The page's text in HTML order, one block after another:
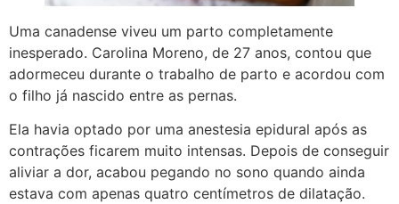
Uma canadense viveu um parto completamente
inesperado. Carolina Moreno, de 27 anos, contou que
adormeceu durante o trabalho de parto e acordou com
o filho já nascido entre as pernas.
Ela havia optado por uma anestesia epidural após as
contrações ficarem muito intensas. Depois de conseguir
aliviar a dor, acabou pegando no sono quando ainda
estava com apenas quatro centímetros de dilatação.